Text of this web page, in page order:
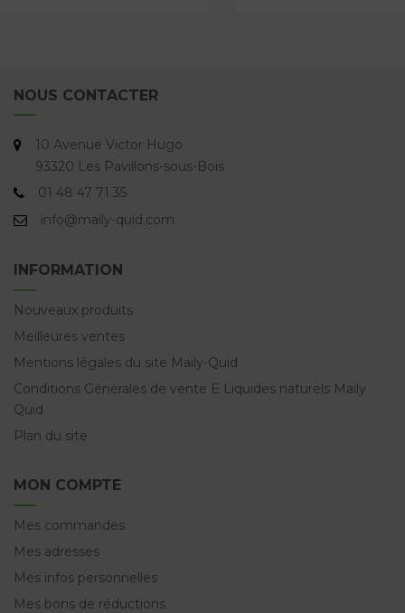
NOUS CONTACTER
10 Avenue Victor Hugo
93320 Les Pavillons-sous-Bois
01 48 47 71 35
info@maily-quid.com
INFORMATION
Nouveaux produits
Meilleures ventes
Mentions légales du site Maily-Quid
Conditions Générales de vente E Liquides naturels Maily
Quid
Plan du site
MON COMPTE
Mes commandes
Mes adresses
Mes infos personnelles
Mes bons de réductions